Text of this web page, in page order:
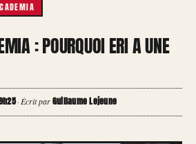
: POURQUOI ERI A UNE
·Écrit parGuillaume Lejeune